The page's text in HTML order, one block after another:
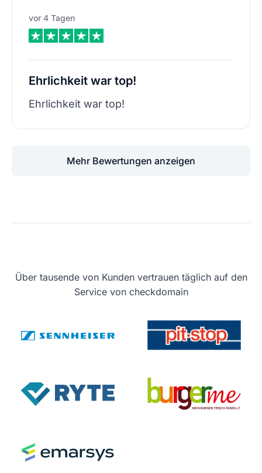
vor 4 Tagen
Ehrlichkeit war top!
Ehrlichkeit war top!
Mehr Bewertungen anzeigen
Über tausende von Kunden vertrauen täglich auf den
Service von checkdomain